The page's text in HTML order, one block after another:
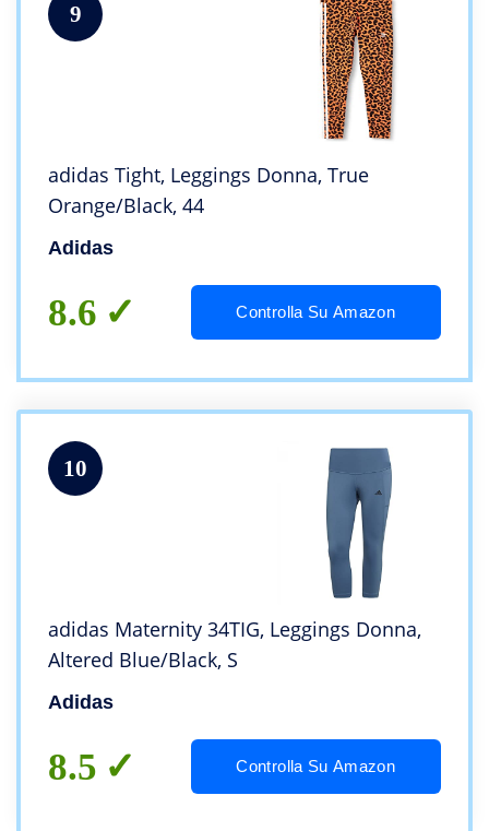
9
adidas Tight, Leggings Donna, True
Orange/Black, 44
Adidas
8.6 Controlla Su Amazon
10
adidas Maternity 34TIG, Leggings Donna,
Altered Blue/Black, S
Adidas
8.5 Controlla Su Amazon